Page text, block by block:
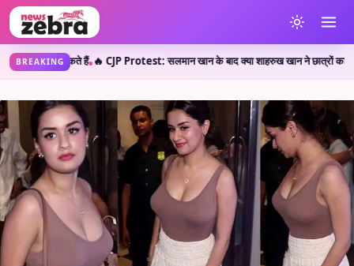
BREAKING
Protest: सलमान खान के बाद क्या शाहरुख खान ने छात्रों का किया सपोर्ट? जानें वायरल पोस्ट